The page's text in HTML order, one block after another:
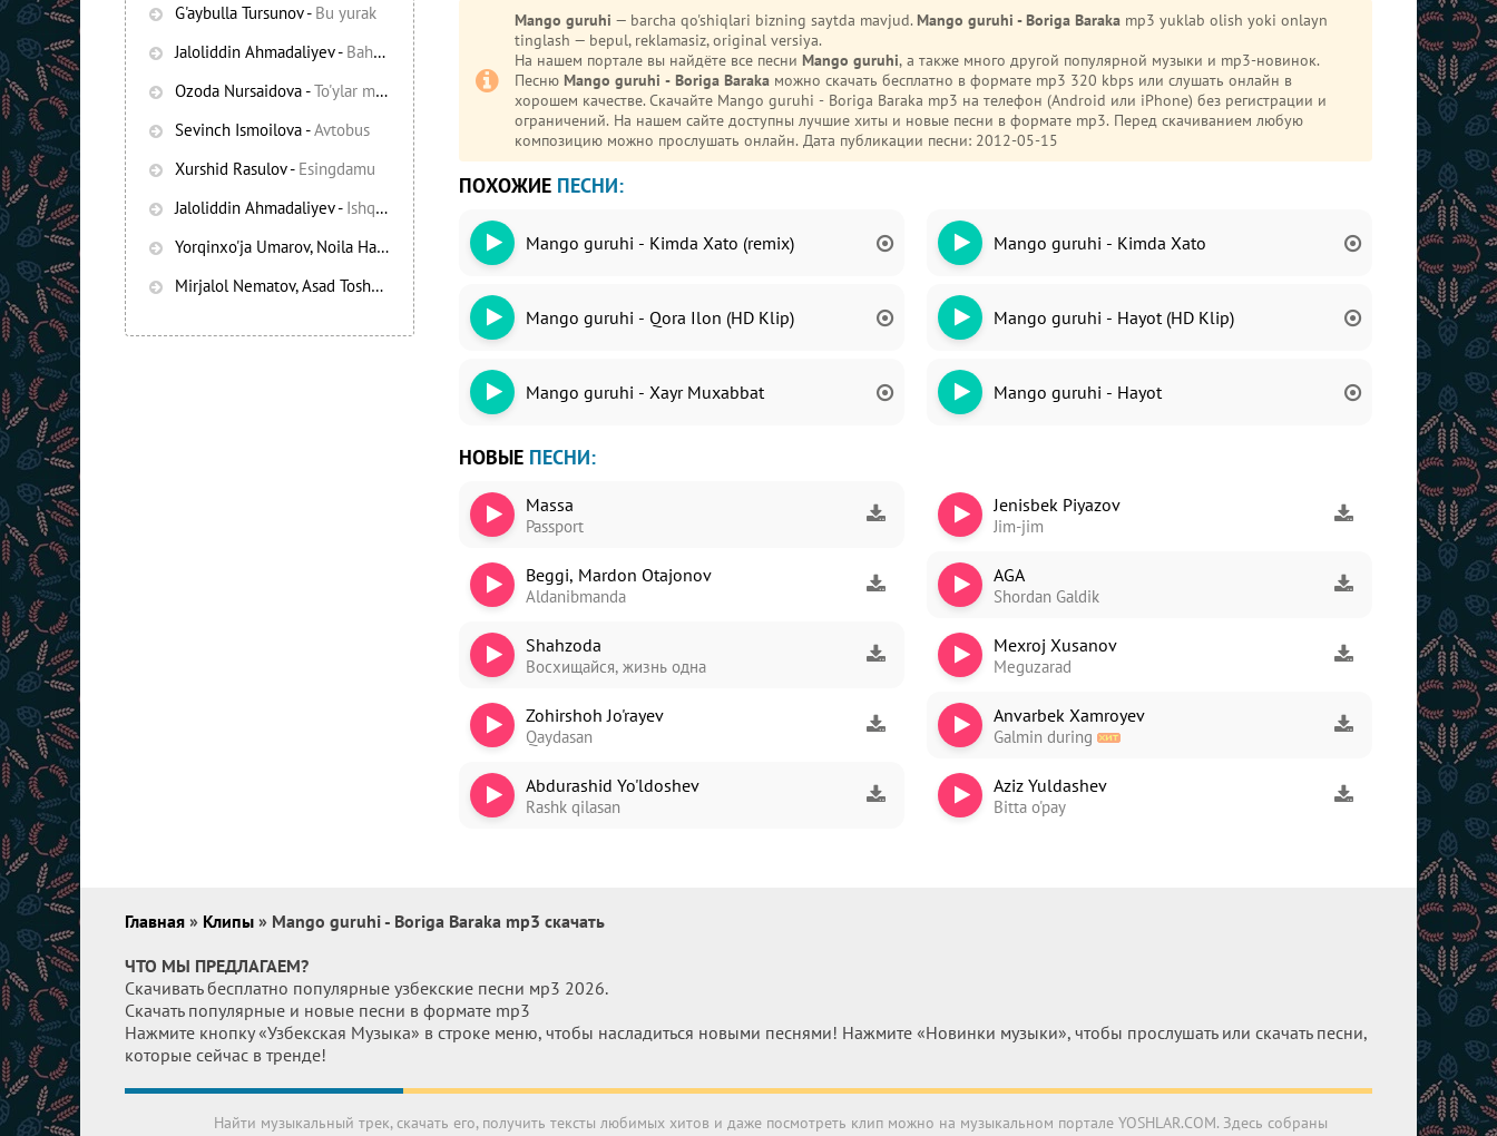
G'aybulla Tursunov- Bu yurak
Jaloliddin Ahmadaliyev- Bahor yomg'irlari
Ozoda Nursaidova-To'ylar muborak
Sevinch Ismoilova-Avtobus
Xurshid Rasulov- Esingdamu
Jaloliddin Ahmadaliyev- Ishqning chayqov bozorida
Yorqinxo'ja Umarov, Noila Habibullayeva
Bezori
Mirjalol Nematov, Asad Toshpo’latov
Mango guruhi — barcha qo'shiqlari bizning saytda mavjud. Mango guruhi - Boriga Baraka mp3 yuklab olish yoki onlayn
tinglash — bepul, reklamasiz, original versiya.
На нашем портале вы найдёте все песни Mango guruhi, а также много другой популярной музыки и mp3-новинок.
Песню Mango guruhi - Boriga Baraka можно скачать бесплатно в формате mp3 320 kbps или слушать онлайн в
хорошем качестве. Скачайте Mango guruhi - Boriga Baraka mp3 на телефон (Android или iPhone) без регистрации и
ограничений. На нашем сайте доступны лучшие хиты и новые песни в формате mp3. Перед скачиванием любую
композицию можно прослушать онлайн. Дата публикации песни: 2012-05-15
ПОХОЖИЕ ПЕСНИ:
Mango guruhi - Kimda Xato (remix)
Mango guruhi - Qora Ilon (HD Klip)
Mango guruhi - Xayr Muxabbat
Mango guruhi - Kimda Xato
Mango guruhi - Hayot (HD Klip)
Mango guruhi - Hayot
НОВЫЕ ПЕСНИ:
Massa
Passport
Beggi, Mardon Otajonov
Aldanibmanda
Shahzoda
Восхищайся, жизнь одна
Zohirshoh Jo'rayev
Qaydasan
Abdurashid Yo'ldoshev
Rashk qilasan
Jenisbek Piyazov
Jim-jim
AGA
Shordan Galdik
Mexroj Xusanov
Meguzarad
Anvarbek Xamroyev
Galmin during
Aziz Yuldashev
Bitta o'pay
Главная » Клипы » Mango guruhi - Boriga Baraka mp3 скачать
ЧТО МЫ ПРЕДЛАГАЕМ?
Скачивать бесплатно популярные узбекские песни мр3 2026.
Скачать популярные и новые песни в формате mp3
Нажмите кнопку «Узбекская Музыка» в строке меню, чтобы насладиться новыми песнями! Нажмите «Новинки музыки», чтобы прослушать или скачать песни,
которые сейчас в тренде!
Найти музыкальный трек, скачать его, получить тексты любимых хитов и даже посмотреть клип можно на музыкальном портале YOSHLAR.COM. Здесь собраны